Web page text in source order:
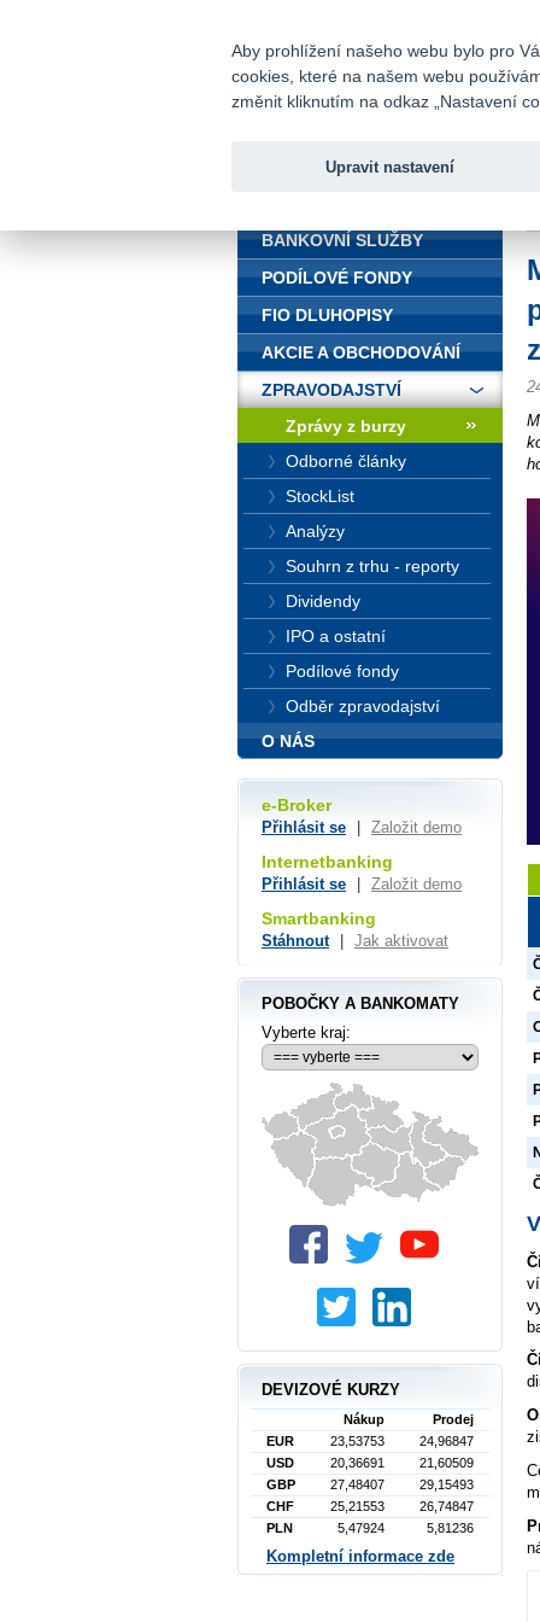
Fio banka
BANKOVNÍ SLUŽBY
PODÍLOVÉ FONDY
FIO DLUHOPISY
AKCIE A OBCHODOVÁNÍ
ZPRAVODAJSTVÍ
Zprávy z burzy
Odborné články
StockList
Analýzy
Souhrn z trhu - reporty
Dividendy
IPO a ostatní
Podílové fondy
Odběr zpravodajství
O NÁS
e-Broker
Přihlásit se Založit demo
Internetbanking
Přihlásit se Založit demo
Smartbanking
Stáhnout Jak aktivovat
POBOČKY A BANKOMATY
Vyberte kraj:
DEVIZOVÉ KURZY
Nákup
Prodej
EUR
23,53753
24,96847
USD
20,36691
21,60509
GBP
27,48407
29,15493
CHF
25,21553
26,74847
PLN
5,47924 5,81236
Kompletní informace zde
Aby prohlížení našeho webu bylo pro
cookies, které na našem webu
změnit kliknutím na odkaz „Nastavení
Upravit nastavení